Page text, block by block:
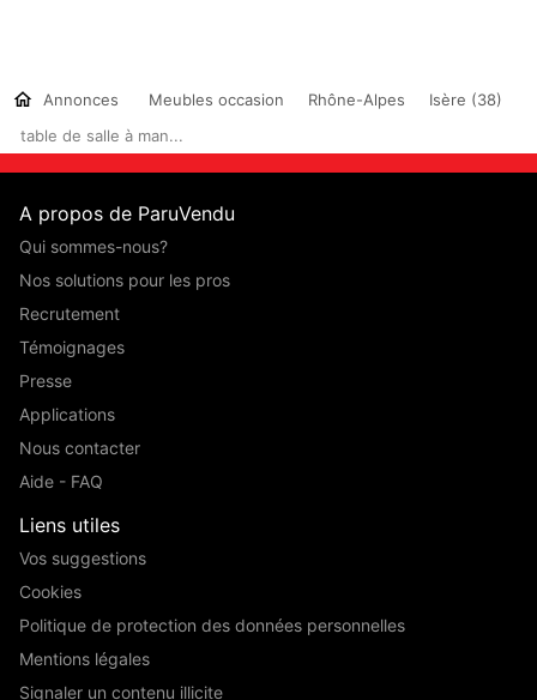
Annonces Meubles occasion Rhône-Alpes
Isère (38)
table de salle à man...
A propos de ParuVendu
Qui sommes-nous?
Nos solutions pour les pros
Recrutement
Témoignages
Presse
Applications
Nous contacter
Aide - FAQ
Liens utiles
Vos suggestions
Cookies
Politique de protection des données personnelles
Mentions légales
Signaler un contenu illicite